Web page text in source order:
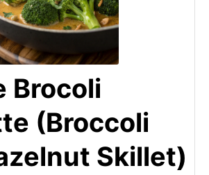
Brocoli
(Broccoli
Skillet)